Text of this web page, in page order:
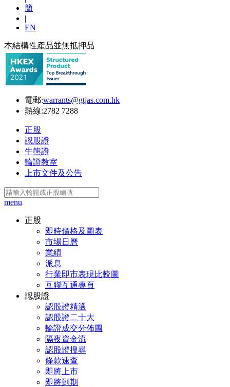
簡
|
EN
本結構性產品並無抵押品
電郵:warrants@gtjas.com.hk
熱線:2782 7288
正股
認股證
牛熊證
輪證教室
上市文件及公告
menu
正股
即時價格及圖表
市場日曆
業績
派息
行業即市表現比較圖
互聯互通專頁
認股證
認股證精選
認股證二十大
輪證成交分佈圖
隔夜資金流
認股證搜尋
條款速查
即將上市
即將到期